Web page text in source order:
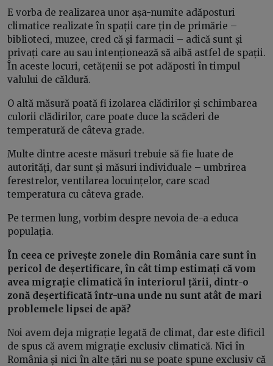
E vorba de realizarea unor așa-numite adăposturi
climatice realizate în spații care țin de primărie –
biblioteci, muzee, cred că și farmacii – adică sunt și
privați care au sau intenționează să aibă astfel de spații.
În aceste locuri, cetățenii se pot adăposti în timpul
valului de căldură.
O altă măsură poată fi izolarea clădirilor și schimbarea
culorii clădirilor, care poate duce la scăderi de
temperatură de câteva grade.
Multe dintre aceste măsuri trebuie să fie luate de
autorități, dar sunt și măsuri individuale – umbrirea
ferestrelor, ventilarea locuințelor, care scad
temperatura cu câteva grade.
Pe termen lung, vorbim despre nevoia de-a educa
populația.
În ceea ce privește zonele din România care sunt în
pericol de deșertificare, în cât timp estimați că vom
avea migrație climatică în interiorul țării, dintr-o
zonă deșertificată într-una unde nu sunt atât de mari
problemele lipsei de apă?
Noi avem deja migrație legată de climat, dar este dificil
de spus că avem migrație exclusiv climatică. Nici în
România și nici în alte țări nu se poate spune exclusiv că